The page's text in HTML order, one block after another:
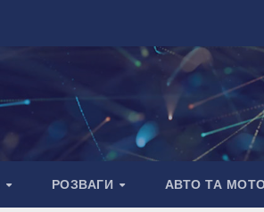
РОЗВАГИ АВТО ТА